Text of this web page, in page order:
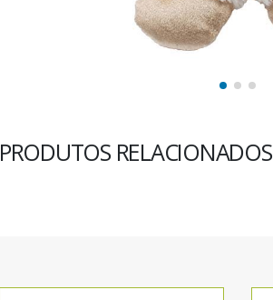
PRODUTOS RELACIONADOS